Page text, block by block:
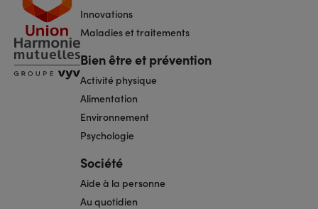
page
Innovations
Maladies et traitements
Bien être et prévention
Activité physique
Alimentation
Environnement
Psychologie
Société
Aide à la personne
Au quotidien